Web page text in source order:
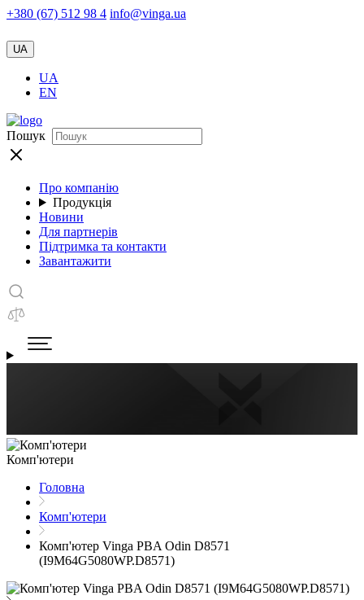
+380 (67) 512 98 4 info@vinga.ua
UA
UA
EN
Пошук
Про компанію
Продукція
Новини
Для партнерів
Підтримка та контакти
Завантажити
Комп'ютери
Головна
Комп'ютери
Комп'ютер Vinga PBA Odin D8571
(I9M64G5080WP.D8571)